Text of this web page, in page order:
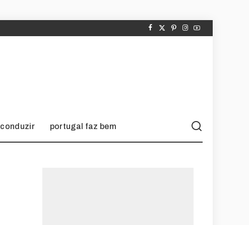
conduzir portugal faz bem